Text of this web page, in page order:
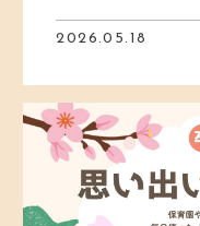
2026.05.18